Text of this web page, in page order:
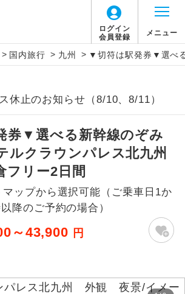
ログイン
会員登録
メニュー
> 国内旅行 > 九州 > ▼切符は駅発券▼選べ
休止のお知らせ（8/10、8/11）
券▼選べる新幹線のぞみ
ルクラウンパレス北九州
フリー2日間
ップから選択可能（ご乗車日1か
降のご予約の場合）
～43,900 円
説明
往路出発空港（駅）から復路到着空港
（駅）まで同行します。
現地到着空港（駅）から最終日出発空港
（駅）まで添乗員が同行します。
バスガイドが乗務し、車内での観光案内
があります。